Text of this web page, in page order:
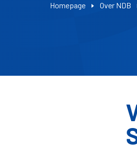
Homepage Over NDB